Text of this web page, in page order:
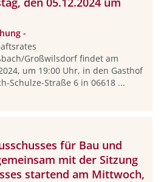
-
Großwilsdorf findet am
um 19:00 Uhr, in den Gasthof
Schulze-Straße 6 in 06618 ...
für Bau und
mit der Sitzung
startend am Mittwoch,